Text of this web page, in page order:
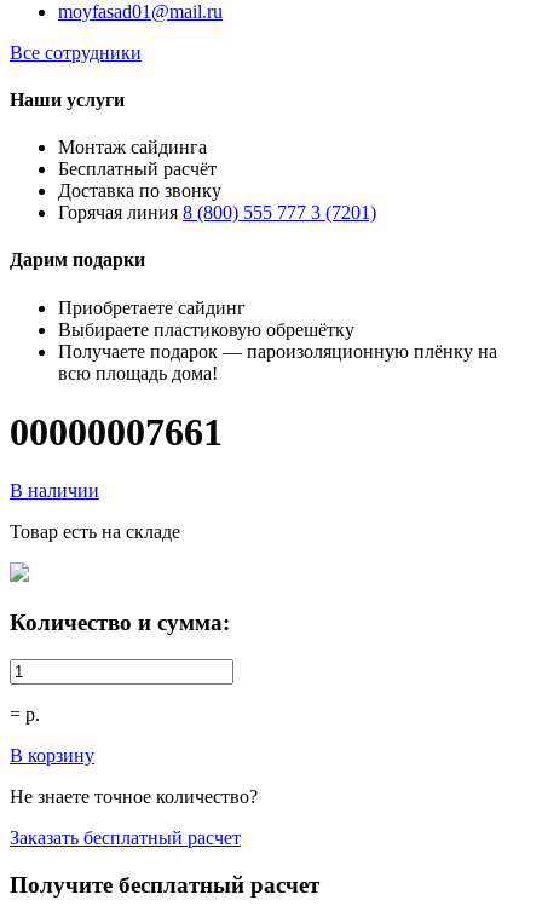
moyfasad01@mail.ru
Все сотрудники
Наши услуги
Монтаж сайдинга
Бесплатный расчёт
Доставка по звонку
Горячая линия 8 (800) 555 777 3 (7201)
Дарим подарки
Приобретаете сайдинг
Выбираете пластиковую обрешётку
Получаете подарок — пароизоляционную плёнку на
всю площадь дома!
00000007661
В наличии
Товар есть на складе
Количество и сумма:
= р.
В корзину
Не знаете точное количество?
Заказать бесплатный расчет
Получите бесплатный расчет